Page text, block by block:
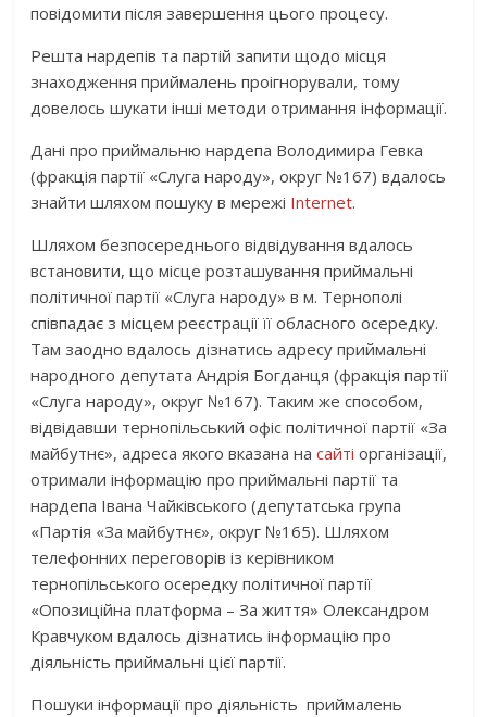
повідомити після завершення цього процесу.
Решта нардепів та партій запити щодо місця
знаходження приймалень проігнорували, тому
довелось шукати інші методи отримання інформації.
Дані про приймальню нардепа Володимира Гевка
(фракція партії «Слуга народу», округ №167) вдалось
знайти шляхом пошуку в мережі Internet.
Шляхом безпосереднього відвідування вдалось
встановити, що місце розташування приймальні
політичної партії «Слуга народу» в м. Тернополі
співпадає з місцем реєстрації її обласного осередку.
Там заодно вдалось дізнатись адресу приймальні
народного депутата Андрія Богданця (фракція партії
«Слуга народу», округ №167). Таким же способом,
відвідавши тернопільський офіс політичної партії «За
майбутнє», адреса якого вказана насайті організації,
отримали інформацію про приймальні партії та
нардепа Івана Чайківського (депутатська група
«Партія «За майбутнє», округ №165). Шляхом
телефонних переговорів із керівником
тернопільського осередку політичної партії
«Опозиційна платформа – За життя» Олександром
Кравчуком вдалось дізнатись інформацію про
діяльність приймальні цієї партії.
Пошуки інформації про діяльність приймалень